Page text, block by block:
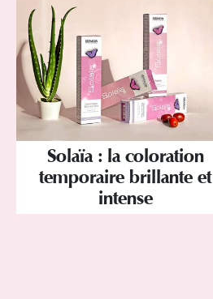
Solaïa : la coloration
temporaire brillante et
intense